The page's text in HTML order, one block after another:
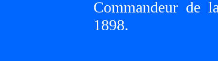
Commandeur de
1898.